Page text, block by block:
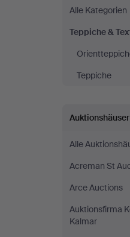
&
bei
&
Alle Kategorien
Teppiche &
Teppiche
Auktionshäuser
Alle
Acreman St
Arce Auctions
Auktionsfirma
Kalmar